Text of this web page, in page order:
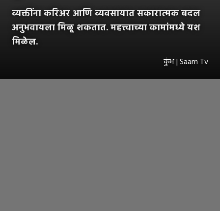
व्यक्तींना करिअर आणि व्यवसायात सकारात्मक बदल
अनुभवायला मिळू शकतात. महत्त्वाच्या कामांमध्ये यश
मिळेल.
कुंभ | Saam Tv